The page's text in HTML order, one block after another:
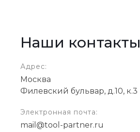
Наши контакты
Адрес:
Москва
Филевский бульвар, д.10, к.3
Электронная почта:
mail@tool-partner.ru